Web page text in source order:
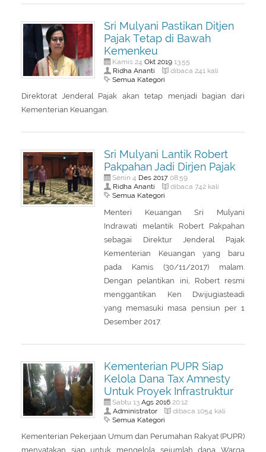
Sri Mulyani Pastikan Ditjen
Pajak Tetap di Bawah
Kemenkeu
Kamis 24 Okt 201913:55
Ridha Ananti dibaca 241 kali
Semua Kategori
Direktorat Jenderal Pajak akan tetap menjadi bagian dari
Kementerian Keuangan.
Sri Mulyani Lantik Robert
Pakpahan Jadi Dirjen Pajak
Senin 4 Des 201708:59
Ridha Ananti dibaca 742 kali
Semua Kategori
Menteri Keuangan Sri Mulyani
Indrawati melantik Robert Pakpahan
sebagai Direktur Jenderal Pajak
Kementerian Keuangan yang baru
pada Kamis (30/11/2017) malam.
Dengan pelantikan ini, Robert resmi
menggantikan Ken Dwijugiasteadi
yang memasuki masa pensiun per 1
Desember 2017.
Kementerian PUPR Siap
Kelola Dana Tax Amnesty
Untuk Proyek Infrastruktur
Sabtu 13 Ags 201620:12
Administrator dibaca 1054 kali
Semua Kategori
Kementerian Pekerjaan Umum dan Perumahan Rakyat (PUPR)
menyatakan siap untuk mengelola sejumlah dana Warga